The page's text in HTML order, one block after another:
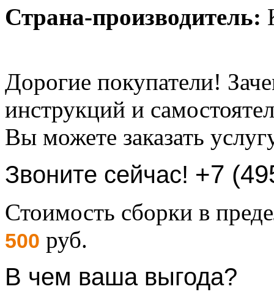
Страна-производитель:
Дорогие покупатели!
инструкций и
Вы можете заказать
Звоните сейчас! +7
Стоимость сборки в
500 руб.
В чем ваша выгода?